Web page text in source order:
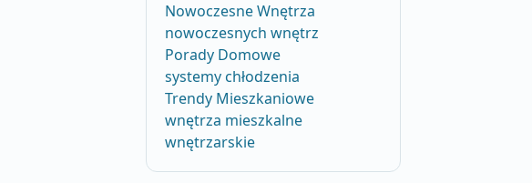
Nowoczesne Wnętrza
nowoczesnych wnętrz
Porady Domowe
systemy chłodzenia
Trendy Mieszkaniowe
wnętrza mieszkalne
wnętrzarskie